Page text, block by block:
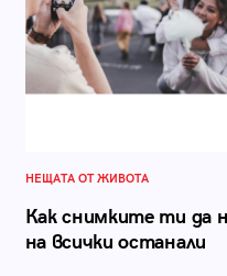
НЕЩАТА ОТ ЖИВОТА
Как снимките ти да
на всички останали